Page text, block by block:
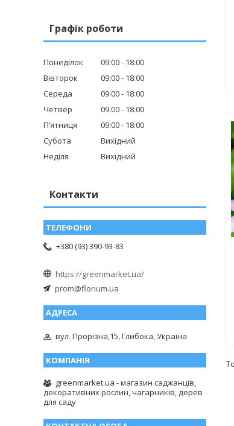
Графік роботи
Понеділок 09:00
18:00
Вівторок
09:00
18:00
Середа
09:00
18:00
Четвер
09:00
18:00
Пʼятниця
09:00
18:00
Субота
Вихідний
Неділя
Вихідний
Контакти
+380 (93) 390-93-83
https://greenmarket.ua/
prom@florium.ua
вул. Прорізна,15, Глибока, Україна
greenmarket.ua - магазин саджанців,
декоративних рослин, чагарників, дерев
для саду